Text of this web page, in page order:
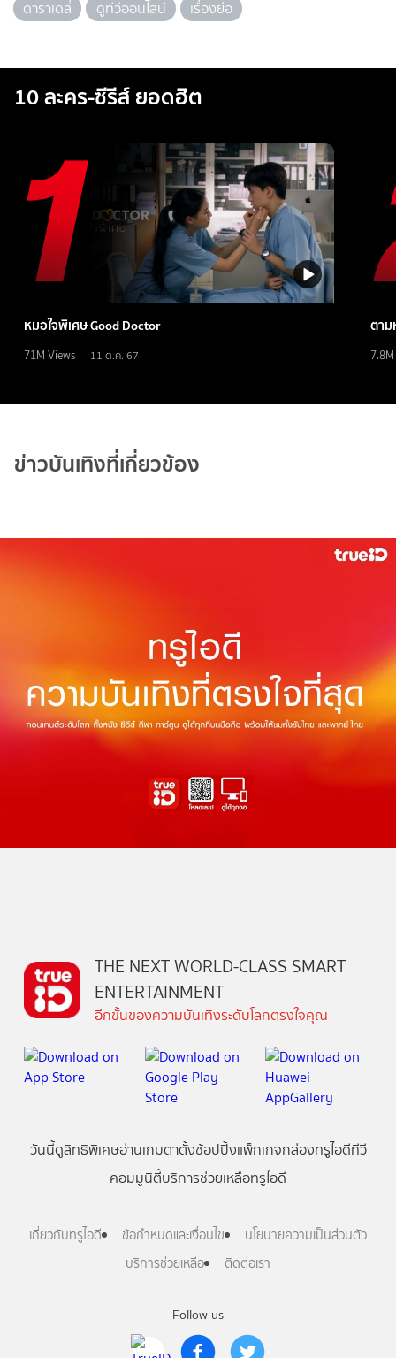
ดาราเดลี่
ดูทีวีออนไลน์ เรื่องย่อ
10 ละคร-ซีรีส์ ยอดฮิต
หมอใจพิเศษ Good Doctor
71M Views 11 ต.ค. 67
ตาม
7.8M
ข่าวบันเทิงที่เกี่ยวข้อง
Follow us
THE NEXT WORLD-CLASS SMART
ENTERTAINMENT
อีกขั้นของความบันเทิงระดับโลกตรงใจคุณ
วันนี้ดูสิทธิพิเศษอ่านเกมตาตั้งช้อปปิ้งแพ็กเกจกล่องทรูไอดีทีวี
คอมมูนิตี้บริการช่วยเหลือทรูไอดี
เกี่ยวกับทรูไอดี ข้อกำหนดและเงื่อนไข
นโยบายความเป็นส่วนตัว
บริการช่วยเหลือ
ติดต่อเรา